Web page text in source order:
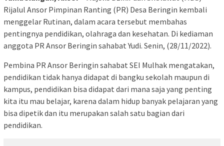
Rijalul Ansor Pimpinan Ranting (PR) Desa Beringin kembali
menggelar Rutinan, dalam acara tersebut membahas
pentingnya pendidikan, olahraga dan kesehatan. Di kediaman
anggota PR Ansor Beringin sahabat Yudi. Senin, (28/11/2022).
Pembina PR Ansor Beringin sahabat SEI Mulhak mengatakan,
pendidikan tidak hanya didapat di bangku sekolah maupun di
kampus, pendidikan bisa didapat dari mana saja yang penting
kita itu mau belajar, karena dalam hidup banyak pelajaran yang
bisa dipetik dan itu merupakan salah satu bagian dari
pendidikan.